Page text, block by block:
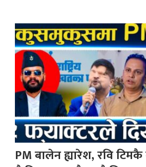
PM बालेन ह्यारेश, रवि टिमकै